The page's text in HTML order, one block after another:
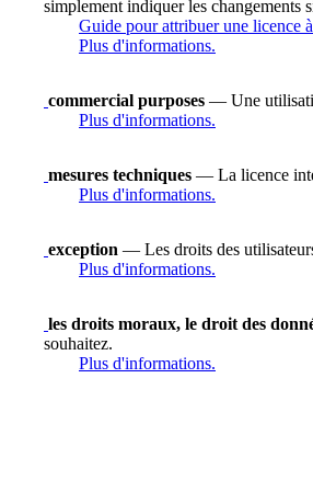
simplement indiquer les changements
Guide pour attribuer une licence
Plus d'informations.
commercial purposes — Une
Plus d'informations.
mesures techniques — La licence
Plus d'informations.
exception — Les droits des
Plus d'informations.
les droits moraux, le droit des
souhaitez.
Plus d'informations.